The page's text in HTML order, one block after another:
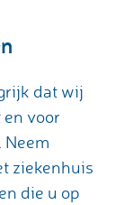
dat wij
voor
ziekenhuis
die u op